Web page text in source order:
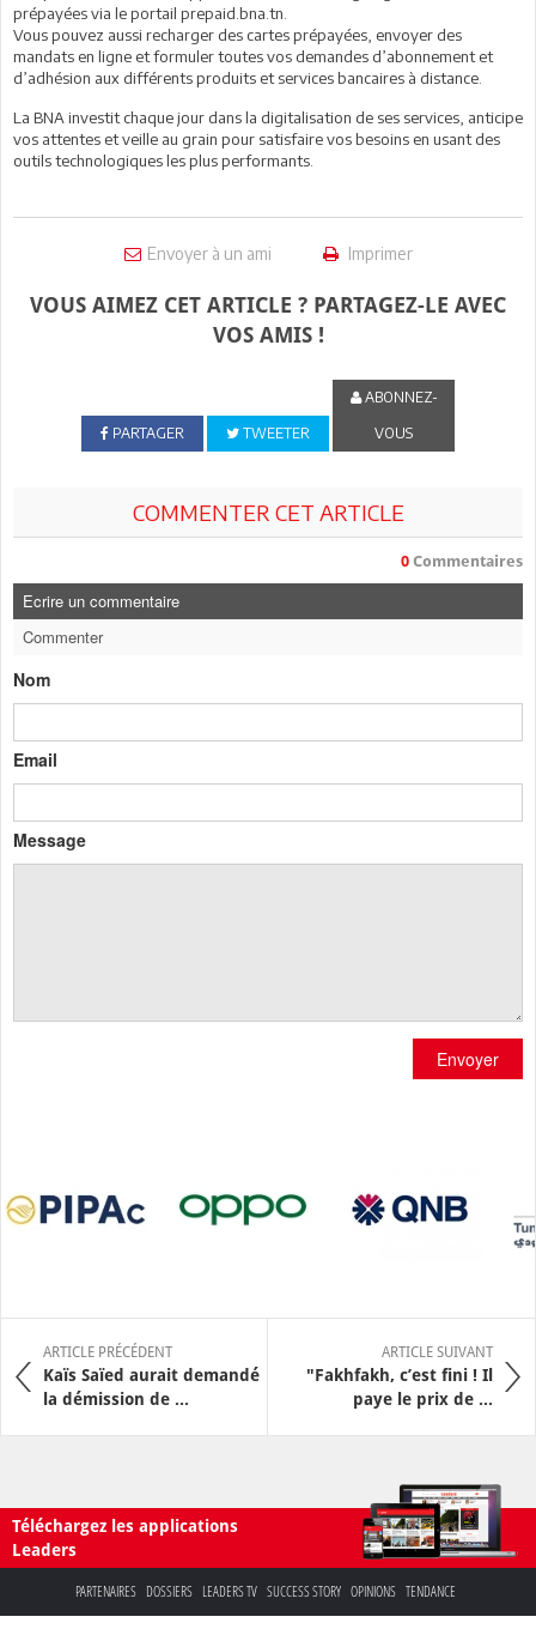
prépayées via le portail prepaid.bna.tn.
Vous pouvez aussi recharger des cartes prépayées, envoyer des
mandats en ligne et formuler toutes vos demandes d’abonnement et
d’adhésion aux différents produits et services bancaires à distance.
La BNA investit chaque jour dans la digitalisation de ses services, anticipe
vos attentes et veille au grain pour satisfaire vos besoins en usant des
outils technologiques les plus performants.
Envoyer à un ami Imprimer
VOUS AIMEZ CET ARTICLE ? PARTAGEZ-LE AVEC
VOS AMIS !
PARTAGER TWEETER
ABONNEZ-
VOUS
COMMENTER CET ARTICLE
0 Commentaires
Ecrire un commentaire
Commenter
Nom
Email
Message
Envoyer
ARTICLE PRÉCÉDENT
Kaïs Saïed aurait demandé
la démission de ...
ARTICLE SUIVANT
"Fakhfakh, c’est fini ! Il
paye le prix de ...
Téléchargez les applications
Leaders
PARTENAIRES DOSSIERS LEADERS TV SUCCESS STORY OPINIONS TENDANCE